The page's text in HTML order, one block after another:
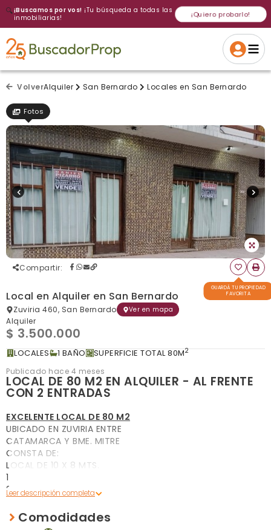
🔍¡Buscamos por vos! ¡Tu búsqueda a todas las
inmobiliarias!
¡Quiero probarlo!
Cancelar Si, eliminar
Gracias
Volver a intentar
VolverAlquiler San Bernardo Locales en San Bernardo
Fotos
Compartir:
GUARDÁ TU PROPIEDAD
FAVORITA
Local en Alquiler en San Bernardo
Zuviria 460, San Bernardo Ver en mapa
Alquiler
$ 3.500.000
LOCALES 1 BAÑO SUPERFICIE TOTAL 80M2
Publicado hace 4 meses
LOCAL DE 80 M2 EN ALQUILER - AL FRENTE
CON 2 ENTRADAS
EXCELENTE LOCAL DE 80 M2
UBICADO EN ZUVIRIA ENTRE
CATAMARCA Y BME. MITRE
CONSTA DE:
LOCAL DE 10 X 8 MTS.
1 BAÑO
2 ENTRADAS
VALOR DEL ALQUILER ANUAL: $ 3.500.000.-
OPCION DE PAGO MENSUAL
Comodidades